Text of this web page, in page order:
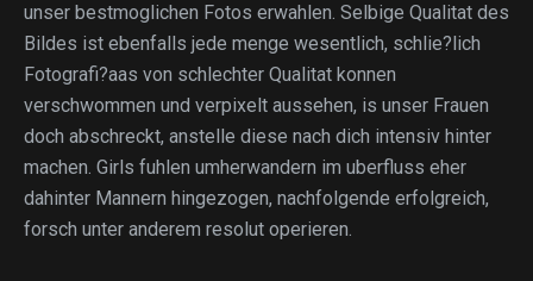
unser bestmoglichen Fotos erwahlen. Selbige Qualitat des
Bildes ist ebenfalls jede menge wesentlich, schlie?lich
Fotografi?a­as von schlechter Qualitat konnen
verschwommen und verpixelt aussehen, is unser Frauen
doch abschreckt, anstelle diese nach dich intensiv hinter
machen. Girls fuhlen umherwandern im uberfluss eher
dahinter Mannern hingezogen, nachfolgende erfolgreich,
forsch unter anderem resolut operieren.